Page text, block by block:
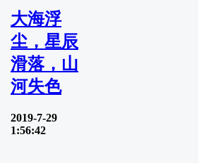
大海浮
尘，星辰
滑落，山
河失色
2019-7-29
1:56:42